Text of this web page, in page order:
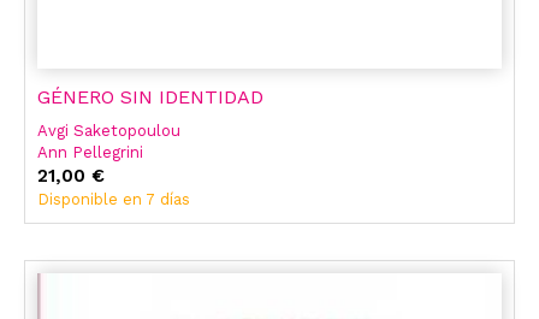
GÉNERO SIN IDENTIDAD
Avgi Saketopoulou
Ann Pellegrini
21,00 €
Disponible en 7 días